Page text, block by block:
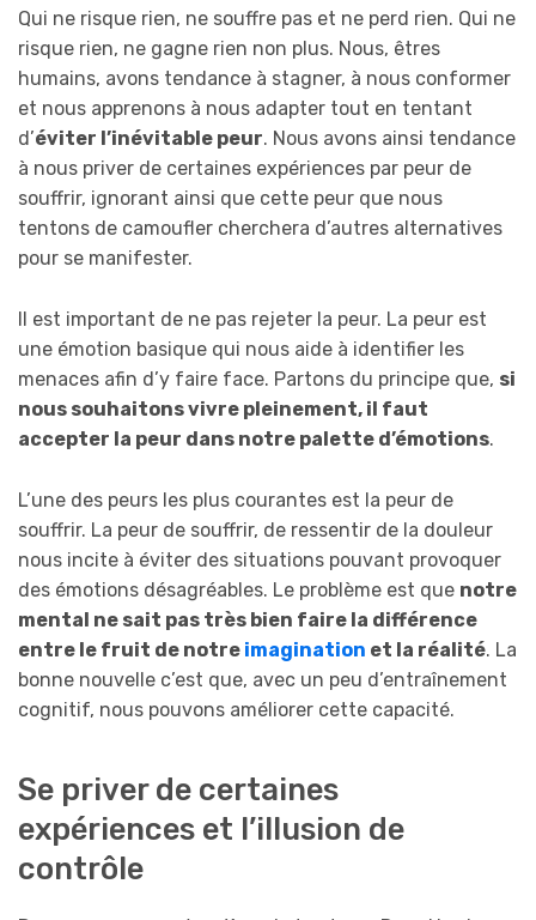
Qui ne risque rien, ne souffre pas et ne perd rien. Qui ne
risque rien, ne gagne rien non plus. Nous, êtres
humains, avons tendance à stagner, à nous conformer
et nous apprenons à nous adapter tout en tentant
d’éviter l’inévitable peur. Nous avons ainsi tendance
à nous priver de certaines expériences par peur de
souffrir, ignorant ainsi que cette peur que nous
tentons de camoufler cherchera d’autres alternatives
pour se manifester.
Il est important de ne pas rejeter la peur. La peur est
une émotion basique qui nous aide à identifier les
menaces afin d’y faire face. Partons du principe que, si
nous souhaitons vivre pleinement, il faut
accepter la peur dans notre palette d’émotions.
L’une des peurs les plus courantes est la peur de
souffrir. La peur de souffrir, de ressentir de la douleur
nous incite à éviter des situations pouvant provoquer
des émotions désagréables. Le problème est que notre
mental ne sait pas très bien faire la différence
entre le fruit de notre imagination et la réalité. La
bonne nouvelle c’est que, avec un peu d’entraînement
cognitif, nous pouvons améliorer cette capacité.
Se priver de certaines
expériences et l’illusion de
contrôle